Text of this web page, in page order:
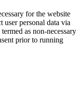
for the website
personal data via
as non-necessary
prior to running